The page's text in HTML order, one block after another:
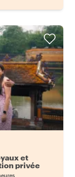
et
privée